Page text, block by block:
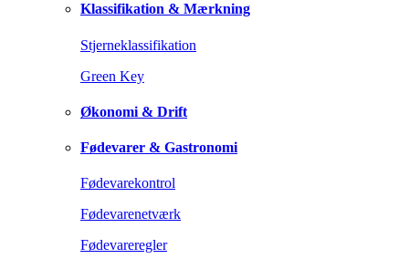
Klassifikation & Mærkning
Stjerneklassifikation
Green Key
Økonomi & Drift
Fødevarer & Gastronomi
Fødevarekontrol
Fødevarenetværk
Fødevareregler